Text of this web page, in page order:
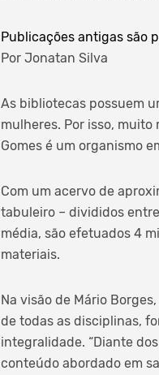
Publicações antigas são
Por Jonatan Silva
As bibliotecas possuem
mulheres. Por isso,
Gomes é um organismo
Com um acervo de
tabuleiro – divididos
média, são efetuados 4
materiais.
Na visão de Mário
de todas as disciplinas,
integralidade. “Diante
conteúdo abordado em